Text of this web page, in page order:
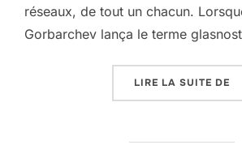
réseaux, de tout un chacun.
Gorbarchev lança le terme
LIRE LA SUITE DE